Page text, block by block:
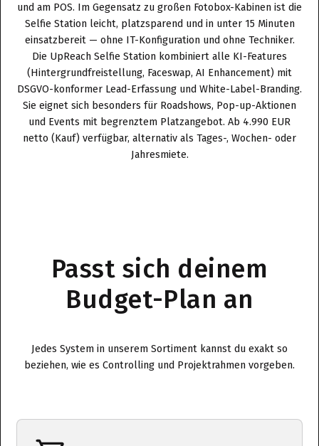
und am POS. Im Gegensatz zu großen Fotobox-Kabinen ist die
Selfie Station leicht, platzsparend und in unter 15 Minuten
einsatzbereit — ohne IT-Konfiguration und ohne Techniker.
Die UpReach Selfie Station kombiniert alle KI-Features
(Hintergrundfreistellung, Faceswap, AI Enhancement) mit
DSGVO-konformer Lead-Erfassung und White-Label-Branding.
Sie eignet sich besonders für Roadshows, Pop-up-Aktionen
und Events mit begrenztem Platzangebot. Ab 4.990 EUR
netto (Kauf) verfügbar, alternativ als Tages-, Wochen- oder
Jahresmiete.
Passt sich deinem
Budget-Plan an
Jedes System in unserem Sortiment kannst du exakt so
beziehen, wie es Controlling und Projektrahmen vorgeben.